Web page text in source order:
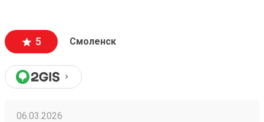
поддержку, моментально ответили, менеджер
отредактировала заказ и все. Все супер
5 Смоленск
06.03.2026